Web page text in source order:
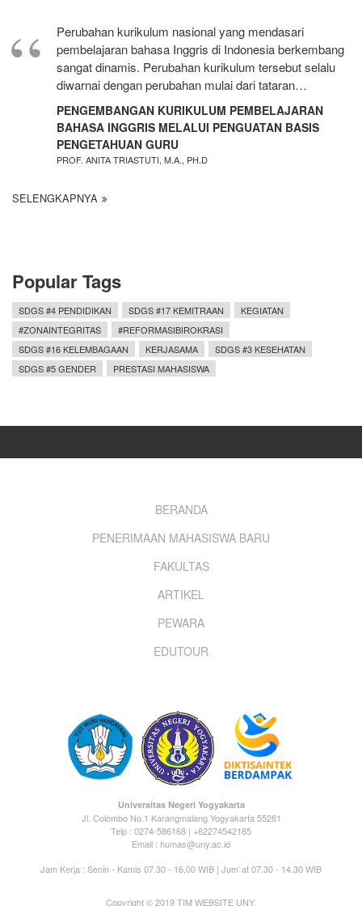
Perubahan kurikulum nasional yang mendasari
pembelajaran bahasa Inggris di Indonesia berkembang
sangat dinamis. Perubahan kurikulum tersebut selalu
diwarnai dengan perubahan mulai dari tataran…
PENGEMBANGAN KURIKULUM PEMBELAJARAN
BAHASA INGGRIS MELALUI PENGUATAN BASIS
PENGETAHUAN GURU
PROF. ANITA TRIASTUTI, M.A., PH.D
SELENGKAPNYA
Popular Tags
SDGS #4 PENDIDIKAN SDGS #17 KEMITRAAN
KEGIATAN
#ZONAINTEGRITAS
#REFORMASIBIROKRASI
SDGS #16 KELEMBAGAAN
KERJASAMA
SDGS #3 KESEHATAN
SDGS #5 GENDER
PRESTASI MAHASISWA
BERANDA
PENERIMAAN MAHASISWA BARU
FAKULTAS
ARTIKEL
PEWARA
EDUTOUR
Universitas Negeri Yogyakarta
Jl. Colombo No.1 Karangmalang Yogyakarta 55281
Telp : 0274-586168 | +62274542185
Email : humas@uny.ac.id
Jam Kerja : Senin - Kamis 07.30 - 16.00 WIB | Jum`at 07.30 - 14.30 WIB
Copyright © 2019 TIM WEBSITE UNY.